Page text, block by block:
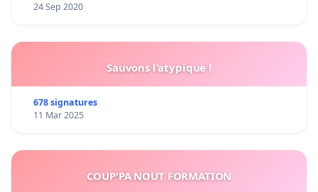
24 Sep 2020
Sauvons l'atypique !
678 signatures
11 Mar 2025
COUP'PA NOUT FORMATION